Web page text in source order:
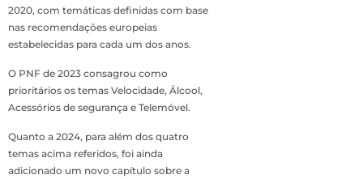
2020, com temáticas definidas com base
nas recomendações europeias
estabelecidas para cada um dos anos.
O PNF de 2023 consagrou como
prioritários os temas Velocidade, Álcool,
Acessórios de segurança e Telemóvel.
Quanto a 2024, para além dos quatro
temas acima referidos, foi ainda
adicionado um novo capítulo sobre a